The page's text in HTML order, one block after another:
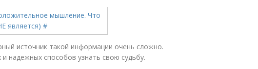
источник такой информации очень сложно.
надежных способов узнать свою судьбу.